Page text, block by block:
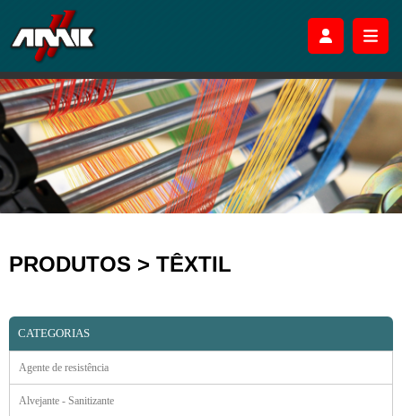
PRODUTOS > TÊXTIL
CATEGORIAS
Agente de resistência
Alvejante - Sanitizante